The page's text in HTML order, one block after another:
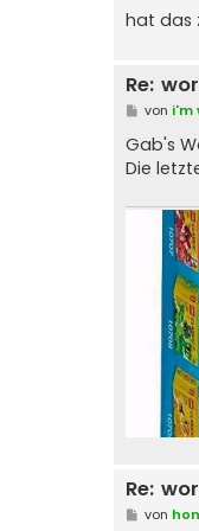
hat das
Re:
B
i
t
r
von i'm
Gab's
Die
Re:
Bvon